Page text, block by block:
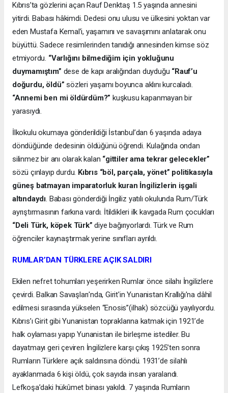
Kıbrıs’ta gözlerini açan Rauf Denktaş 1.5 yaşında annesini
yitirdi. Babası hâkimdi. Dedesi onu ulusu ve ülkesini yoktan var
eden Mustafa Kemal’i, yaşamını ve savaşımını anlatarak onu
büyüttü. Sadece resimlerinden tanıdığı annesinden kimse söz
etmiyordu. “Varlığını bilmediğim için yokluğunu
duymamıştım” dese de kapı aralığından duyduğu “Rauf’u
doğurdu, öldü” sözleri yaşamı boyunca aklını kurcaladı.
“Annemi ben mi öldürdüm?”kuşkusu kapanmayan bir
yarasıydı.
İlkokulu okumaya gönderildiği İstanbul’dan 6 yaşında adaya
döndüğünde dedesinin öldüğünü öğrendi. Kulağında ondan
silinmez bir anı olarak kalan “gittiler ama tekrar gelecekler”
sözü çınlayıp durdu. Kıbrıs “böl, parçala, yönet” politikasıyla
güneş batmayan imparatorluk kuran İngilizlerin işgali
altındaydı. Babası gönderdiği İngiliz yatılı okulunda Rum/Türk
ayrıştırmasının farkına vardı. İtildikleri ilk kavgada Rum çocukları
“Deli Türk, köpek Türk” diye bağırıyorlardı. Türk ve Rum
öğrenciler kaynaştırmak yerine sınıfları ayrıldı.
RUMLAR’DAN TÜRKLERE AÇIK SALDIRI
Ekilen nefret tohumları yeşerirken Rumlar önce silahı İngilizlere
çevirdi. Balkan Savaşları'nda, Girit'in Yunanistan Krallığı'na dâhil
edilmesi sırasında yükselen “Enosis”(ilhak) sözcüğü yayılıyordu.
Kıbrıs’ı Girit gibi Yunanistan topraklarına katmak için 1921’de
halk oylaması yapıp Yunanistan ile birleşme istediler. Bu
dayatmayı geri çeviren İngilizlere karşı çıkış 1925’ten sonra
Rumların Türklere açık saldırısına döndü. 1931’de silahlı
ayaklanmada 6 kişi öldü, çok sayıda insan yaralandı.
Lefkoşa’daki hükûmet binası yakıldı. 7 yaşında Rumların